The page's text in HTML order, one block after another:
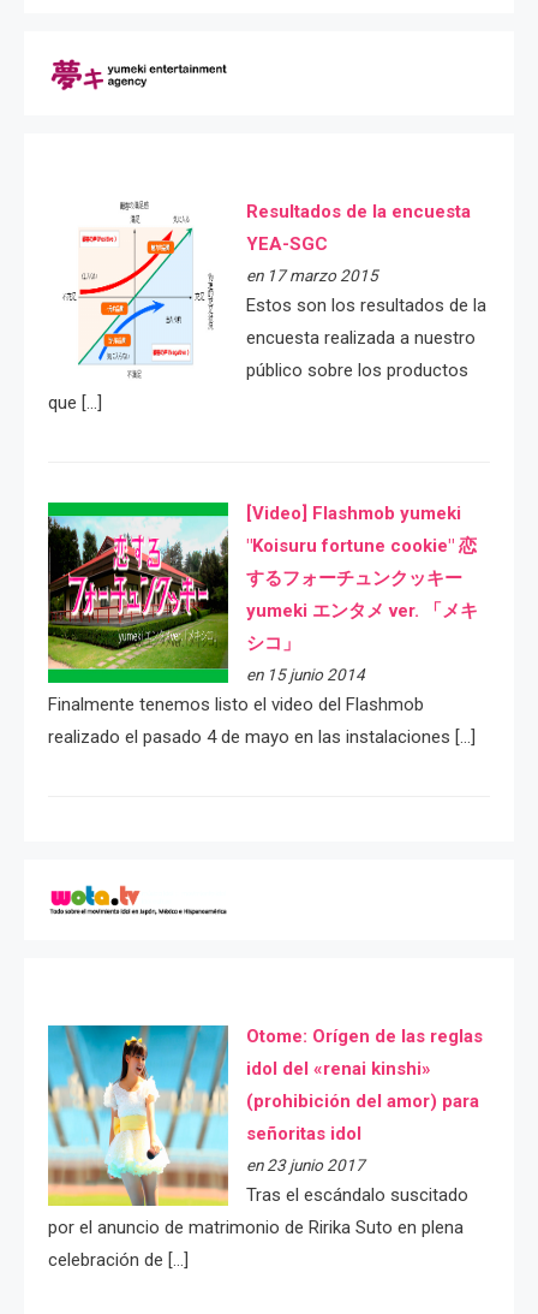
Resultados de la encuesta
YEA-SGC
en 17 marzo 2015
Estos son los resultados de la
encuesta realizada a nuestro
público sobre los productos
que […]
[Video] Flashmob yumeki
"Koisuru fortune cookie" 恋
するフォーチュンクッキー
yumeki エンタメ ver. 「メキ
シコ」
en 15 junio 2014
Finalmente tenemos listo el video del Flashmob
realizado el pasado 4 de mayo en las instalaciones […]
Otome: Orígen de las reglas
idol del «renai kinshi»
(prohibición del amor) para
señoritas idol
en 23 junio 2017
Tras el escándalo suscitado
por el anuncio de matrimonio de Ririka Suto en plena
celebración de […]